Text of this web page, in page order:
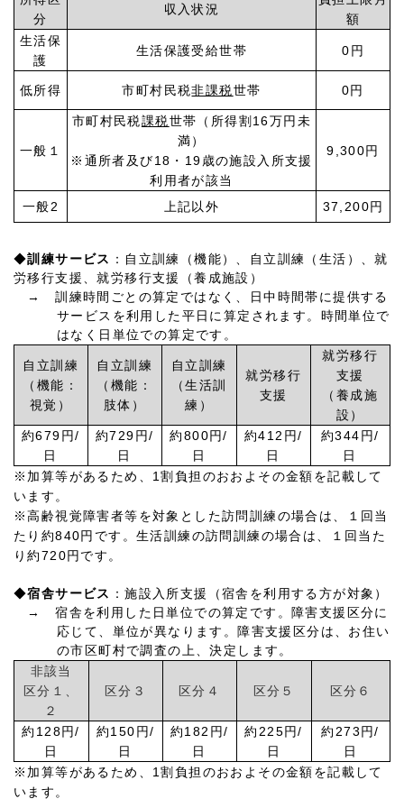
分
収入状況
額
生活保
護
生活保護受給世帯 0円
低所得 市町村民税非課税世帯 0円
一般１
市町村民税課税世帯（所得割 16万円未
満）
※通所者及び18 ・ 19歳の施設入所支援
利用者が該当
9,300円
一般2 上記以外 37,200円
◆訓練サービス ：自立訓練（機能）、自立訓練（生活）、就
労移行支援、就労移行支援（養成施設）
→ 訓練時間ごとの算定ではなく、日中時間帯に提供する
サービスを利用した平日に算定されます。時間単位で
はなく日単位での算定です 。
自立訓練
（機能：
視覚）
自立訓練
（機能：
肢体）
自立訓練
（生活訓
練）
就労移行
支援
就労移行
支援
（養成施
設）
約679円/
日
約729円/
日
約800円/
日
約412円/
日
約344円/
日
※加算等があるため、 1割負担のおおよその金額を記載して
います。
※高齢視覚障害者等を対象とした訪問訓練の場合は、１回当
たり約840円です。生活訓練の訪問訓練の場合は、１回当た
り約720円です。
◆宿舎サービス ：施設入所支援（宿舎を利用する方が対象）
→ 宿舎を利用した日単位での算定です。障害支援区分に
応じて、単位が異なります。障害支援区分は、お住い
の市区町村で調査の上、決定します 。
非該当
区分１、
２
区分３ 区分４ 区分５ 区分６
約128円/
日
約150円/
日
約182円/
日
約 225円/
日
約273円/
日
※加算等があるため、 1割負担のおおよその金額を記載して
います。